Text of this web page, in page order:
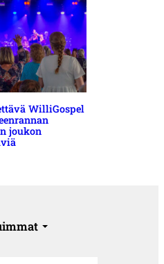
WilliGospel
joukon